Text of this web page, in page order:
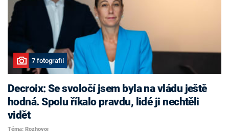
7 fotografií
Decroix: Se svoločí jsem byla na vládu ještě
hodná. Spolu říkalo pravdu, lidé ji nechtěli
vidět
Téma: Rozhovor